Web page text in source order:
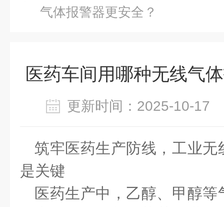
气体报警器更安全？
医药车间用哪种无线气
更新时间：2025-10-
筑牢医药生产防线，工业
是关键
医药生产中，乙醇、甲醇